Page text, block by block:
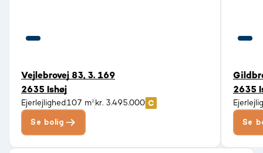
Vejlebrovej 83, 3. 169
2635 Ishøj
Ejerlejlighed 107 m² kr. 3.495.000
Se bolig
2635
Se